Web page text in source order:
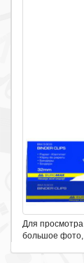
Для
большое